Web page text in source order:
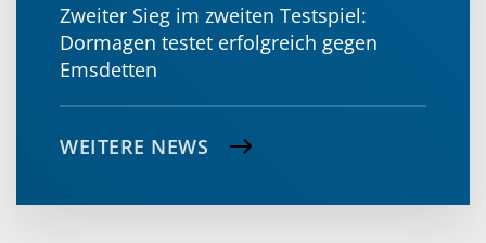
Zweiter Sieg im zweiten Testspiel:
Dormagen testet erfolgreich gegen
Emsdetten
WEITERE NEWS